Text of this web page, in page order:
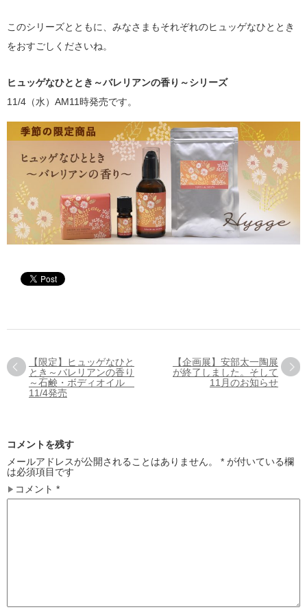
このシリーズとともに、みなさまもそれぞれのヒュッゲなひととき
をおすごしくださいね。
ヒュッゲなひととき～バレリアンの香り～シリーズ
11/4（水）AM11時発売です。
【限定】ヒュッゲなひと
とき～バレリアンの香り
～石鹸・ボディオイル
11/4発売
【企画展】安部太一陶展
が終了しました。そして
11月のお知らせ
コメントを残す
メールアドレスが公開されることはありません。
* が付いている欄
は必須項目です
コメント *